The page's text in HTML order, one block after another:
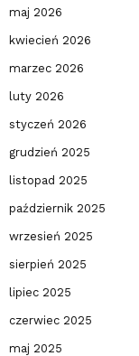
maj 2026
kwiecień 2026
marzec 2026
luty 2026
styczeń 2026
grudzień 2025
listopad 2025
październik 2025
wrzesień 2025
sierpień 2025
lipiec 2025
czerwiec 2025
maj 2025